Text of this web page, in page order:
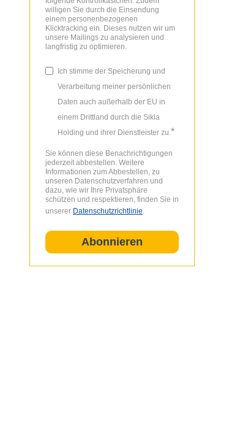
willigen Sie durch die Einsendung
einem personenbezogenen
Klicktracking ein. Dieses nutzen wir um
unsere Mailings zu analysieren und
langfristig zu optimieren.
Ich stimme der Speicherung und
Verarbeitung meiner persönlichen
Daten auch außerhalb der EU in
einem Drittland durch die Sikla
Holding und ihrer Dienstleister zu. *
Sie können diese Benachrichtigungen
jederzeit abbestellen. Weitere
Informationen zum Abbestellen, zu
unseren Datenschutzverfahren und
dazu, wie wir Ihre Privatsphäre
schützen und respektieren, finden Sie in
unserer Datenschutzrichtlinie